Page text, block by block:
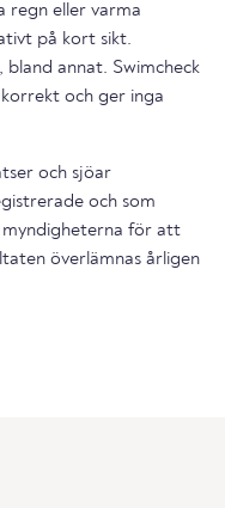
regn eller varma
på kort sikt.
annat. Swimcheck
och ger inga
och sjöar
och som
myndigheterna för att
överlämnas årligen